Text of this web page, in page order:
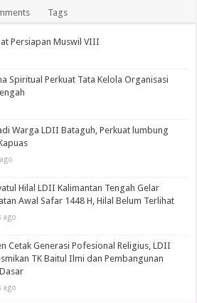
Tags
Persiapan Muswil VIII
Spiritual Perkuat Tata Kelola Organisasi
Warga LDII Bataguh, Perkuat lumbung
Hilal LDII Kalimantan Tengah Gelar
Awal Safar 1448 H, Hilal Belum Terlihat
ago
Cetak Generasi Pofesional Religius, LDII
TK Baitul Ilmi dan Pembangunan
ago